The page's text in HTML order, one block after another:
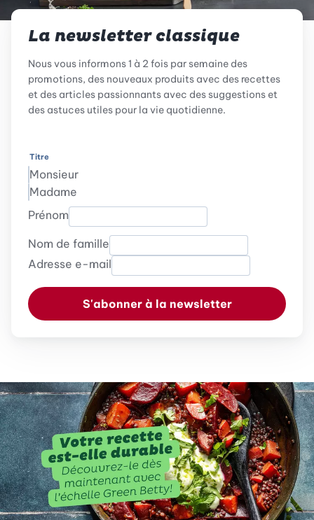
La newsletter classique
Nous vous informons 1 à 2 fois par semaine des
promotions, des nouveaux produits avec des recettes
et des articles passionnants avec des suggestions et
des astuces utiles pour la vie quotidienne.
Titre
Monsieur
Madame
Prénom
Nom de famille
Adresse e-mail
S'abonner à la newsletter